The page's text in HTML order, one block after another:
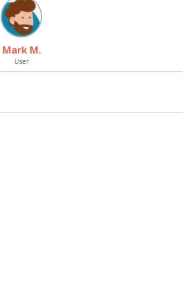
Mark M.
User